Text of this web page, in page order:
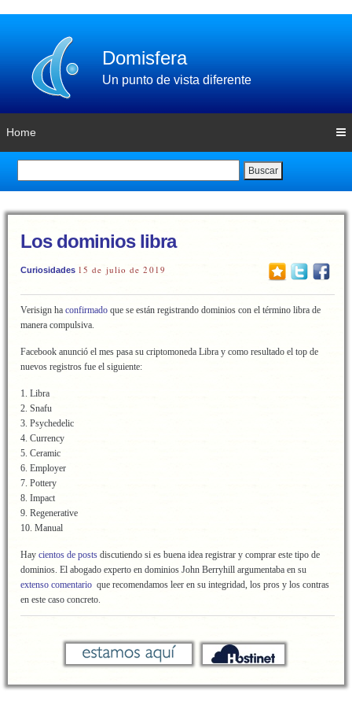
Domisfera
Un punto de vista diferente
Home
Buscar
Los dominios libra
Curiosidades 15 de julio de 2019
Verisign ha confirmado que se están registrando dominios con el término libra de
manera compulsiva.
Facebook anunció el mes pasa su criptomoneda Libra y como resultado el top de
nuevos registros fue el siguiente:
1. Libra
2. Snafu
3. Psychedelic
4. Currency
5. Ceramic
6. Employer
7. Pottery
8. Impact
9. Regenerative
10. Manual
Hay cientos de posts discutiendo si es buena idea registrar y comprar este tipo de
dominios. El abogado experto en dominios John Berryhill argumentaba en su
extenso comentario que recomendamos leer en su integridad, los pros y los contras
en este caso concreto.